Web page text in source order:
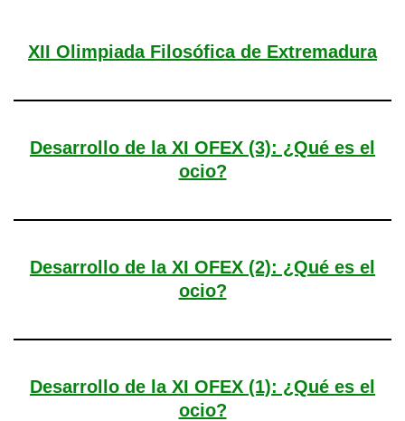
XII Olimpiada Filosófica de Extremadura
Desarrollo de la XI OFEX (3): ¿Qué es el
ocio?
Desarrollo de la XI OFEX (2): ¿Qué es el
ocio?
Desarrollo de la XI OFEX (1): ¿Qué es el
ocio?